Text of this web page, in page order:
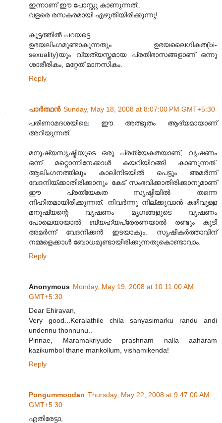
ഇന്നാണ് ഈ പോസ്റ്റു കാണുന്നത്..
വളരെ രസകരമായി എഴുതിയിരിക്കുന്നു!
കൂട്ടത്തില്‍ പറയട്ടെ:
ഉഭയലിംഗമുണ്ടാകുന്നതും ഉഭയലൈഗികത(bi-
sexuality)യും വ്യത്യസ്തമായ പ്രതിഭാസങ്ങളാണ് ഒന്നു
ശാരീരികം, മറ്റേത് മാനസികം.
Reply
പാര്‍ത്ഥന്‍ Sunday, May 18, 2008 at 8:07:00 PM GMT+5:30
പരിണാമദശയിലെ ഈ അത്ഭുതം ആദ്യമായാണ്‌
അറിയുന്നത്‌.
മനുഷ്യസൃഷ്ടിയുടെ ഒരു പ്രത്യേകതയാണ്‌, വൃഷണം
ഒന്ന് മറ്റൊന്നിനേക്കാള്‍ കയറിയിറങ്ങി കാണുന്നത്‌.
ആലിംഗനത്തിലും കാലിനിടയില്‍ പെട്ടും അമര്‍ന്ന്
വേദനിയ്ക്കാതിരിക്കാനും കേട്‌ സംഭവിക്കാതിരിക്കാനുമാണ്‌
ഈ പ്രത്യേകത സൃഷ്ടിയില്‍ തന്നെ
നിഹിതമായിരിക്കുന്നത്‌. നിവര്‍ന്നു നില്‌ക്കുവാന്‍ കഴിവുള്ള
മനുഷ്യന്റെ വൃഷണം മൃഗങ്ങളുടെ വൃഷണം
പോലെയായാല്‍ ബ്യഹ്യപ്രേരണയാല്‍ രണ്ടും കൂടി
അമര്‍ന്ന് വേദനിക്കന്‍ ഇടയാകും. സൃഷികര്‍ത്താവിന്‌
നമ്മളെക്കാള്‍ ബോധമുണ്ടായിരിക്കുന്നതുകൊണ്ടാവാം.
Reply
Anonymous Monday, May 19, 2008 at 10:11:00 AM
GMT+5:30
Dear Ehiravan,
Very good...Keralathile chila sanyasimarku randu andi
undennu thonnunu..
Pinnae, Maramakriyude prashnam nalla aaharam
kazikumbol thane marikollum, vishamikenda!
Reply
Pongummoodan Thursday, May 22, 2008 at 9:47:00 AM
GMT+5:30
എതിരേട്ടാ,